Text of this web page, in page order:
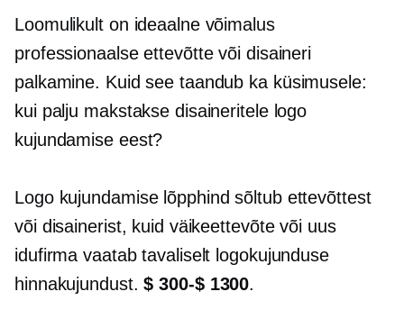
Loomulikult on ideaalne võimalus
professionaalse ettevõtte või disaineri
palkamine. Kuid see taandub ka küsimusele:
kui palju makstakse disaineritele logo
kujundamise eest?
Logo kujundamise lõpphind sõltub ettevõttest
või disainerist, kuid väikeettevõte või uus
idufirma vaatab tavaliselt logokujunduse
hinnakujundust.$ 300-$ 1300.